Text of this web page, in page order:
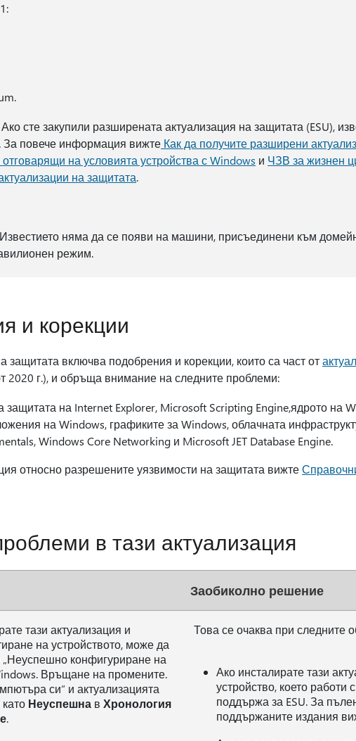
сте закупили разширената актуализация на защитата (ESU),
За повече информация вижте Как да получите разширени
на условията устройства с Windows и ЧЗВ за жизнен
на защитата.
Известието няма да се появи на машини, присъединени към
режим.
и корекции
защитата включва подобрения и корекции, които са част от
2020 г.), и обръща внимание на следните проблеми:
защитата на Internet Explorer, Microsoft Scripting Engine,ядрото на
на Windows, графиките за Windows, облачната
Windows Core Networking и Microsoft JET Database Engine.
относно разрешените уязвимости на защитата вижте
в тази актуализация
Заобиколно решение
тази актуализация и
на устройството, може да
„Неуспешно конфигуриране на
Връщане на промените.
си“ и актуализацията
Неуспешна в Хронология
.
Това се очаква при следните
Ако инсталирате тази
устройство, което работи
поддържа за ESU. За
поддържаните издания